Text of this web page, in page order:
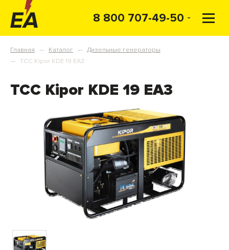
8 800 707-49-50
Главная — Каталог — Дизельные генераторы
— ТСС Kipor KDE 19 EA3
ТСС Kipor KDE 19 EA3